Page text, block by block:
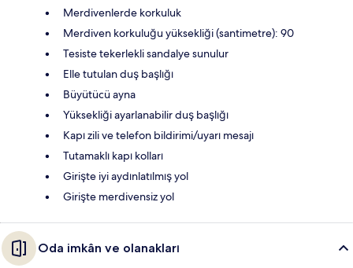
Merdivenlerde korkuluk
Merdiven korkuluğu yüksekliği (santimetre): 90
Tesiste tekerlekli sandalye sunulur
Elle tutulan duş başlığı
Büyütücü ayna
Yüksekliği ayarlanabilir duş başlığı
Kapı zili ve telefon bildirimi/uyarı mesajı
Tutamaklı kapı kolları
Girişte iyi aydınlatılmış yol
Girişte merdivensiz yol
Oda imkân ve olanakları